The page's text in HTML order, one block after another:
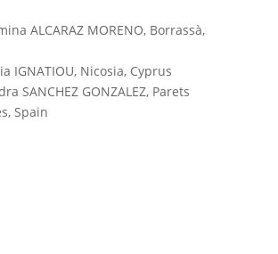
ALCARAZ MORENO, Borrassà,
IGNATIOU, Nicosia, Cyprus
SANCHEZ GONZALEZ, Parets
Spain